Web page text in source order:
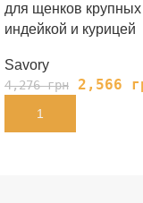
для щенков
индейкой и курицей
Savory
4,276грн 2,566
В КОРЗИНУ